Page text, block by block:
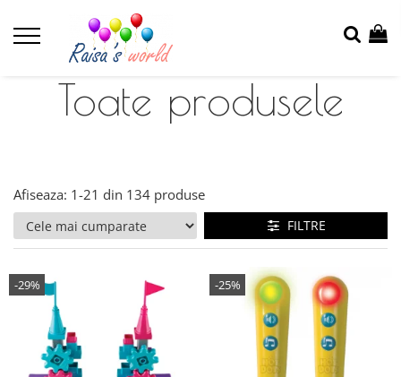
Toate produsele
Afiseaza: 1-21 din 134 produse
FILTRE
-29% -25%